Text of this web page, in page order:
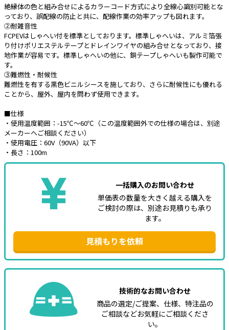
絶縁体の色と組み合せによるカラーコード方式により全線心識別可能とな
っており、誤配線の防止と共に、配線作業の効率アップも図れます。
②耐雑音性
FCPEVはしゃへい付を標準としております。標準しゃへいは、アルミ箔張
り付けポリエステルテープとドレインワイヤの組み合せとなっており、接
地作業が容易です。標準しゃへいの他に、銅テープしゃへいも製作可能で
す。
③難燃性・耐候性
難燃性を有する黒色ビニルシースを施しており、さらに耐候性にも優れる
ことから、屋外、屋内を問わず使用できます。
■仕様
・使用温度範囲：-15℃～60℃（この温度範囲外での仕様の場合は、別途
メーカーへご相談ください）
・使用電圧：60V（90VA）以下
・長さ：100m
一括購入のお問い合わせ
単価表の数量を大きく越える購入を
ご検討の際は、別途お見積りも承り
ます。
見積もりを依頼
技術的なお問い合わせ
商品の選定/ご提案、仕様、特注品の
ご相談などお気軽にご相談くださ
い。